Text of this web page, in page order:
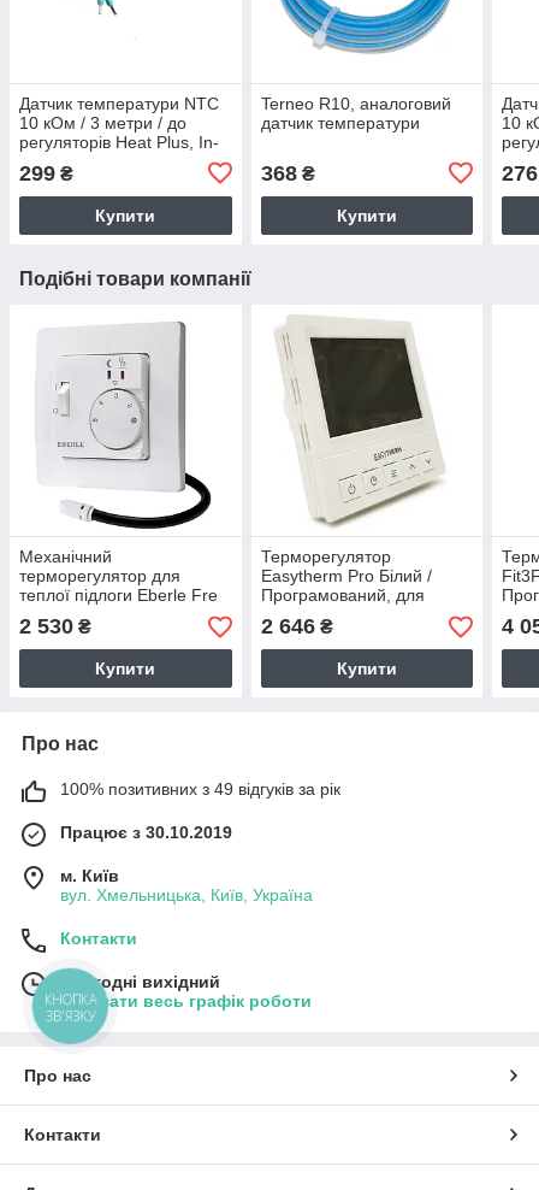
Датчик температури NTC
10 кОм / 3 метри / до
регуляторів Heat Plus, In-
Therm, Castle, EcoTerm,
Terneo
299 ₴
Купити
Terneo R10, аналоговий
датчик температури
368₴
Купити
10
276
Подібні товари компанії
Механічний
терморегулятор для
теплої підлоги Eberle Fre
F2A-50 Білий /з датчиком
4 метри (Німеччина)
2 530 ₴
Купити
Терморегулятор
Easytherm Pro Білий /
Програмований, для
теплої підлоги, з 2-ма
датчиками (Пд. Корея)
2 646₴
Купити
4
Про нас
100% позитивних з 49 відгуків за рік
Працює з 30.10.2019
м. Київ
вул. Хмельницька, Київ, Україна
Контакти
Сьогодні вихідний
Показати весь графік роботи
Про нас
Контакти
КНОПКА
ЗВ'ЯЗКУ